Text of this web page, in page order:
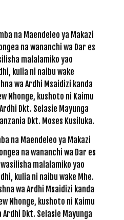
na Maendeleo ya Makazi
na wananchi wa Dar es
malalamiko yao
kulia ni naibu wake Mhe.
wa Ardhi Msaidizi kanda
Nhonge, kushoto ni Kaimu
Dkt. Selasie Mayunga